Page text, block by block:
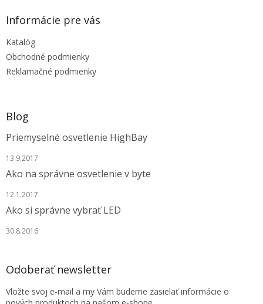
Informácie pre vás
Katalóg
Obchodné podmienky
Reklamačné podmienky
Blog
Priemyselné osvetlenie HighBay
13.9.2017
Ako na správne osvetlenie v byte
12.1.2017
Ako si správne vybrať LED
30.8.2016
Odoberať newsletter
Vložte svoj e-mail a my Vám budeme zasielať informácie o